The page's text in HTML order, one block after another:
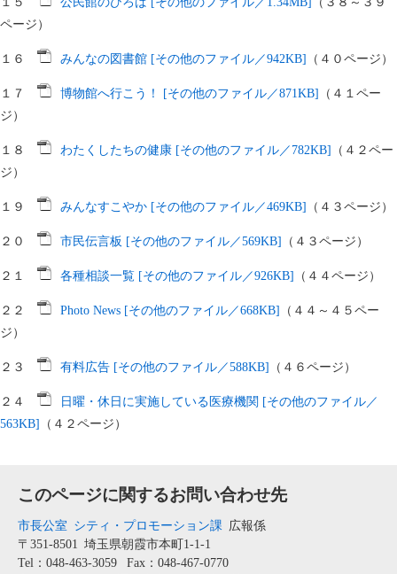
ページ）
１６ みんなの図書館 [その他のファイル／942KB] （４０ページ）
１７ 博物館へ行こう！ [その他のファイル／871KB]
（４１ペー
ジ）
１８ わたくしたちの健康 [その他のファイル／782KB]
（４２ペー
ジ）
１９ みんなすこやか [その他のファイル／469KB] （４３ページ）
２０ 市民伝言板 [その他のファイル／569KB] （４３ページ）
２１ 各種相談一覧 [その他のファイル／926KB] （４４ページ）
２２ Photo News [その他のファイル／668KB]
（４４～４５ペー
ジ）
２３ 有料広告 [その他のファイル／588KB] （４６ページ）
２４
日曜・休日に実施している医療機関 [その他のファイル／
563KB]
（４２ページ）
このページに関するお問い合わせ先
市長公室 シティ・プロモーション課 広報係
〒351-8501 埼玉県朝霞市本町1-1-1
Tel：048-463-3059
Fax：048-467-0770